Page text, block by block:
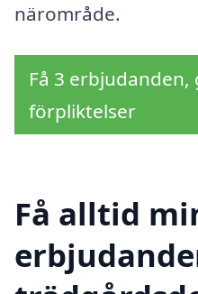
närområde.
Få 3
förpliktelser
Få alltid